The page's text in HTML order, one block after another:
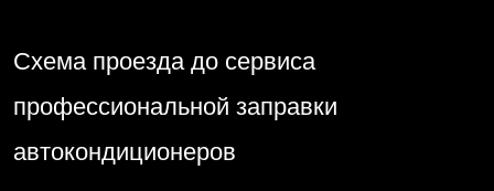
Схема проезда до сервиса
профессиональной заправки
автокондиционеров